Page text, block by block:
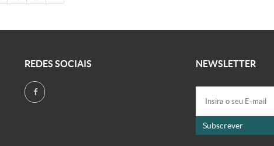
REDES SOCIAIS NEWSLETTER
Subscrever